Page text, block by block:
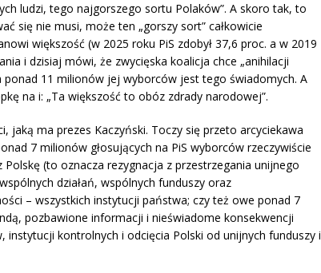
ludzi, tego najgorszego sortu Polaków”. A skoro tak, to
się nie musi, może ten „gorszy sort” całkowicie
większość (w 2025 roku PiS zdobył 37,6 proc. a w 2019
i dzisiaj mówi, że zwycięska koalicja chce „anihilacji
ponad 11 milionów jej wyborców jest tego świadomych. A
na i: „Ta większość to obóz zdrady narodowej”.
jaką ma prezes Kaczyński. Toczy się przeto arcyciekawa
7 milionów głosujących na PiS wyborców rzeczywiście
(to oznacza rezygnacja z przestrzegania unijnego
działań, wspólnych funduszy oraz
– wszystkich instytucji państwa; czy też owe ponad 7
pozbawione informacji i nieświadome konsekwencji
instytucji kontrolnych i odcięcia Polski od unijnych funduszy i